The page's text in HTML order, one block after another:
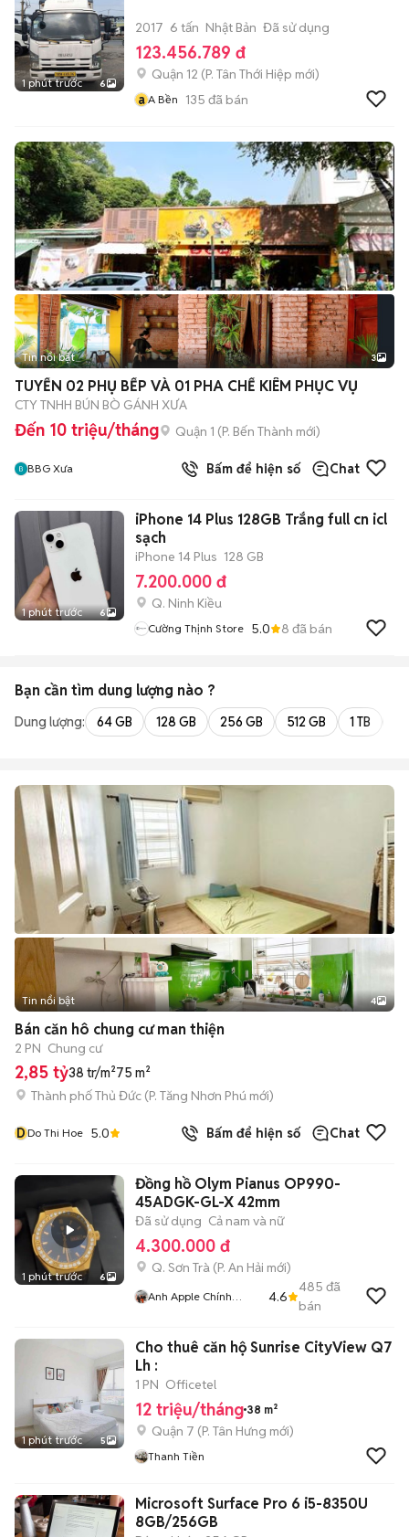
1 phút trước 6
2017 6 tấn Nhật Bản Đã sử dụng
123.456.789 đ
Quận 12 (P. Tân Thới Hiệp mới)
a A Bền 135 đã bán
Tin nổi bật 3
TUYỂN 02 PHỤ BẾP VÀ 01 PHA CHẾ KIÊM PHỤC VỤ
CTY TNHH BÚN BÒ GÁNH XƯA
Đến 10 triệu/tháng Quận 1 (P. Bến Thành mới)
BBG Xưa Bấm để hiện số Chat
1 phút trước 6
iPhone 14 Plus 128GB Trắng full cn icl
sạch
iPhone 14 Plus 128 GB
7.200.000 đ
Q. Ninh Kiều
Cường Thịnh Store 5.0 8 đã bán
Bạn cần tìm dung lượng nào ?
Dung lượng: 64 GB 128 GB 256 GB 512 GB 1 TB
Tin nổi bật 4
Bán căn hô chung cư man thiện
2 PN Chung cư
2,85 tỷ38 tr/m²75 m²
Thành phố Thủ Đức (P. Tăng Nhơn Phú mới)
DDo Thi Hoe 5.0 Bấm để hiện số Chat
1 phút trước 6
Đồng hồ Olym Pianus OP990-
45ADGK-GL-X 42mm
Đã sử dụng Cả nam và nữ
4.300.000 đ
Q. Sơn Trà (P. An Hải mới)
Anh Apple Chính
4.6
485 đã
bán
1 phút trước 5
Cho thuê căn hộ Sunrise CityView Q7
Lh :
1 PN Officetel
12 triệu/tháng 38 m²
Quận 7 (P. Tân Hưng mới)
Thanh Tiền
Microsoft Surface Pro 6 i5-8350U
8GB/256GB